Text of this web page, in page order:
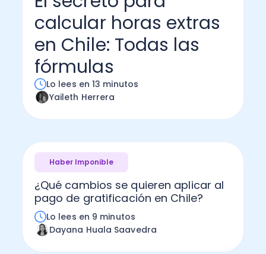
Administración Empresarial
Ver todo
Software Factura y Administración
Ver Todo
Kits
Autores
calcular horas extras
en Chile: Todas las
fórmulas
Lo lees en 13 minutos
Yaileth Herrera
Haber Imponible
¿Qué cambios se quieren aplicar al
pago de gratificación en Chile?
Lo lees en 9 minutos
Dayana Huala Saavedra